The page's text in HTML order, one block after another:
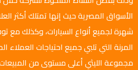
الأسواق المصرية حيث إنها تمتلك أكثر
شهرة لجميع أنواع السيارات، وكذلك مع
المرنة التي تلبي جميع احتياجات العملاء